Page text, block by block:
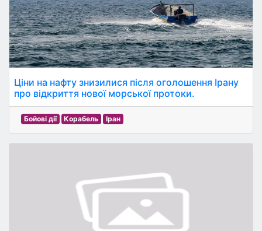
Ціни на нафту знизилися після оголошення Ірану
про відкриття нової морської протоки.
Бойові дії Корабель Іран